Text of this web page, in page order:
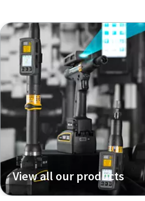
View all our products